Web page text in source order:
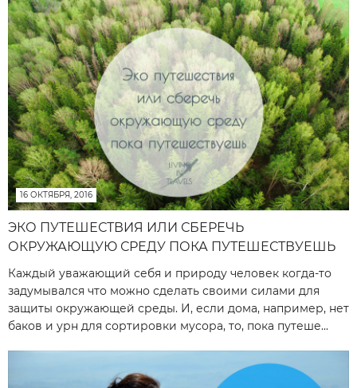
16 ОКТЯБРЯ, 2016
ЭКО ПУТЕШЕСТВИЯ ИЛИ СБЕРЕЧЬ
ОКРУЖАЮЩУЮ СРЕДУ ПОКА ПУТЕШЕСТВУЕШЬ
Каждый уважающий себя и природу человек когда-то
задумывался что можно сделать своими силами для
защиты окружающей среды. И, если дома, например, нет
баков и урн для сортировки мусора, то, пока путеше...